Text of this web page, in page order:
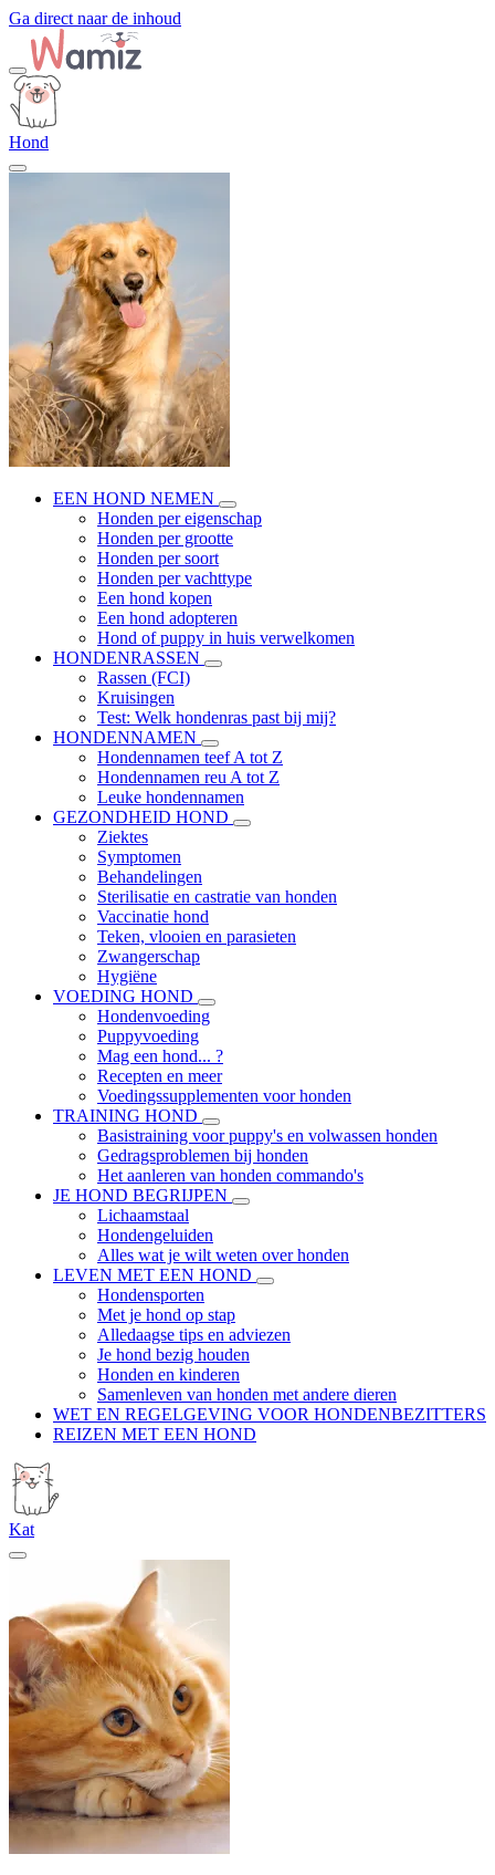
Ga direct naar de inhoud
Hond
EEN HOND NEMEN
Honden per eigenschap
Honden per grootte
Honden per soort
Honden per vachttype
Een hond kopen
Een hond adopteren
Hond of puppy in huis verwelkomen
HONDENRASSEN
Rassen (FCI)
Kruisingen
Test: Welk hondenras past bij mij?
HONDENNAMEN
Hondennamen teef A tot Z
Hondennamen reu A tot Z
Leuke hondennamen
GEZONDHEID HOND
Ziektes
Symptomen
Behandelingen
Sterilisatie en castratie van honden
Vaccinatie hond
Teken, vlooien en parasieten
Zwangerschap
Hygiëne
VOEDING HOND
Hondenvoeding
Puppyvoeding
Mag een hond... ?
Recepten en meer
Voedingssupplementen voor honden
TRAINING HOND
Basistraining voor puppy's en volwassen honden
Gedragsproblemen bij honden
Het aanleren van honden commando's
JE HOND BEGRIJPEN
Lichaamstaal
Hondengeluiden
Alles wat je wilt weten over honden
LEVEN MET EEN HOND
Hondensporten
Met je hond op stap
Alledaagse tips en adviezen
Je hond bezig houden
Honden en kinderen
Samenleven van honden met andere dieren
WET EN REGELGEVING VOOR HONDENBEZITTERS
REIZEN MET EEN HOND
Kat